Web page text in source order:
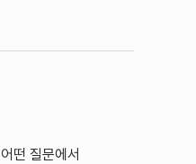
떤 질문에서